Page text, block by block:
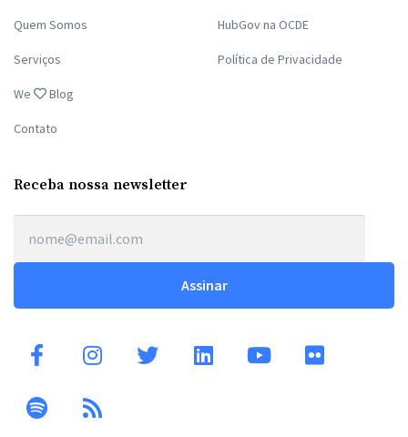
Quem Somos
Serviços
We Blog
Contato
HubGov na OCDE
Política de Privacidade
Receba nossa newsletter